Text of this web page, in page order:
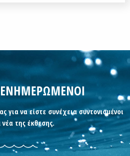
ΕΝΗΜΕΡΩΜΕΝΟΙ
για να είστε συνέχεια συντονισμένοι
νέα της έκθεσης.